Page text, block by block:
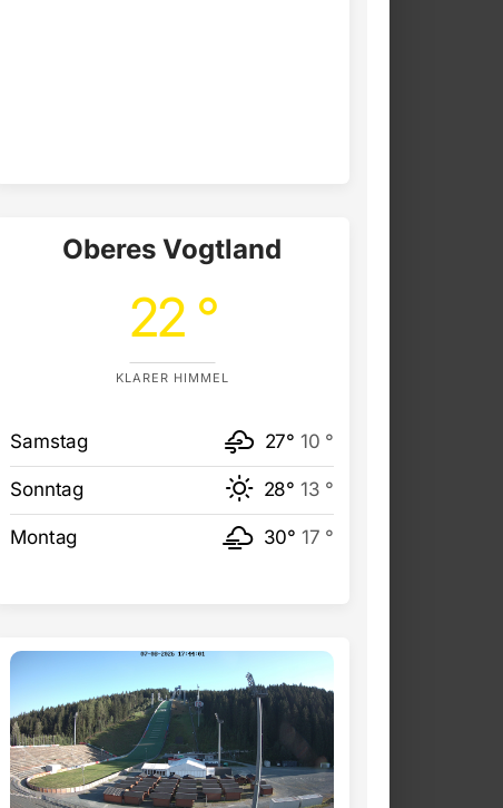
Oberes Vogtland
22 °
KLARER HIMMEL
Samstag 27° 10 °
Sonntag 28° 13 °
Montag 30° 17 °